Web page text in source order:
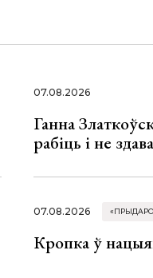
07.08.2026
Ганна
рабіць і не
07.08.2026
Кропка ў